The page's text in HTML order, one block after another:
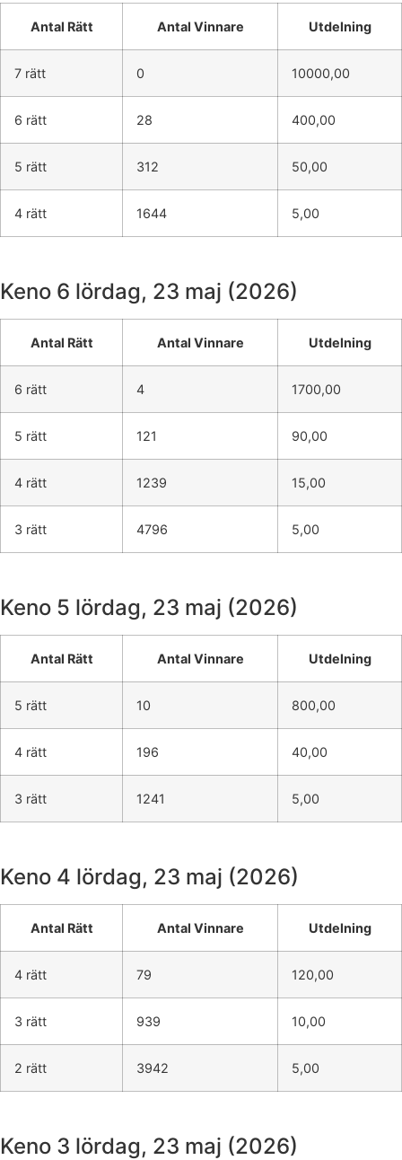
Antal Rätt Antal Vinnare Utdelning
7 rätt 0 10000,00
6 rätt 28 400,00
5 rätt 312 50,00
4 rätt 1644 5,00
Keno 6 lördag, 23 maj (2026)
Antal Rätt Antal Vinnare Utdelning
6 rätt 4 1700,00
5 rätt 121 90,00
4 rätt 1239 15,00
3 rätt 4796 5,00
Keno 5 lördag, 23 maj (2026)
Antal Rätt Antal Vinnare Utdelning
5 rätt 10 800,00
4 rätt 196 40,00
3 rätt 1241 5,00
Keno 4 lördag, 23 maj (2026)
Antal Rätt Antal Vinnare Utdelning
4 rätt 79 120,00
3 rätt 939 10,00
2 rätt 3942 5,00
Keno 3 lördag, 23 maj (2026)